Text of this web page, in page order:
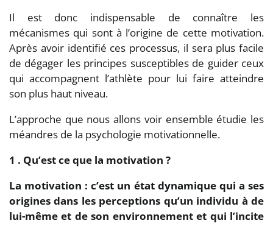
Il est donc indispensable de connaître les
mécanismes qui sont à l’origine de cette motivation.
Après avoir identifié ces processus, il sera plus facile
de dégager les principes susceptibles de guider ceux
qui accompagnent l’athlète pour lui faire atteindre
son plus haut niveau.
L’approche que nous allons voir ensemble étudie les
méandres de la psychologie motivationnelle.
1 . Qu’est ce que la motivation ?
La motivation : c’est un état dynamique qui a ses
origines dans les perceptions qu’un individu à de
lui-même et de son environnement et qui l’incite